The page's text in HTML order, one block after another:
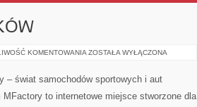
KOMENTOWANIA PYTANIA
ZOSTAŁA WYŁĄCZONA
– świat samochodów sportowych i aut
MFactory to internetowe miejsce stworzone dla